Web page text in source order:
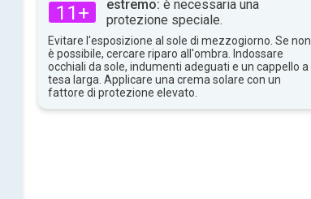
11+ estremo: è necessaria una
protezione speciale.
Evitare l'esposizione al sole di mezzogiorno. Se non
è possibile, cercare riparo all'ombra. Indossare
occhiali da sole, indumenti adeguati e un cappello a
tesa larga. Applicare una crema solare con un
fattore di protezione elevato.